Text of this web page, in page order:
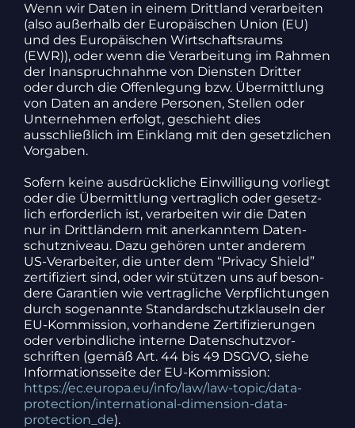
Wenn wir Daten in einem Dritt­land verar­beiten
(also außer­halb der Euro­päi­schen Union (EU)
und des Euro­päi­schen Wirt­schafts­raums
(EWR)), oder wenn die Verar­bei­tung im Rahmen
der Inan­spruch­nahme von Diensten Dritter
oder durch die Offen­le­gung bzw. Über­mitt­lung
von Daten an andere Personen, Stellen oder
Unter­nehmen erfolgt, geschieht dies
ausschließ­lich im Einklang mit den gesetz­li­chen
Vorgaben.
Sofern keine ausdrück­liche Einwil­li­gung vorliegt
oder die Über­mitt­lung vertrag­lich oder gesetz­
lich erfor­der­lich ist, verar­beiten wir die Daten
nur in Dritt­län­dern mit aner­kanntem Daten­
schutz­ni­veau. Dazu gehören unter anderem
US-Verar­beiter, die unter dem “Privacy Shield”
zerti­fi­ziert sind, oder wir stützen uns auf beson­
dere Garan­tien wie vertrag­liche Verpflich­tungen
durch soge­nannte Stan­dard­schutz­klau­seln der
EU-Kommis­sion, vorhan­dene Zerti­fi­zie­rungen
oder verbind­liche interne Daten­schutz­vor­
schriften (gemäß Art. 44 bis 49 DSGVO, siehe
Infor­ma­ti­ons­seite der EU-Kommis­sion:
https://ec.europa.eu/info/law/law-topic/data-
protection/international-dimension-data-
protection_de).